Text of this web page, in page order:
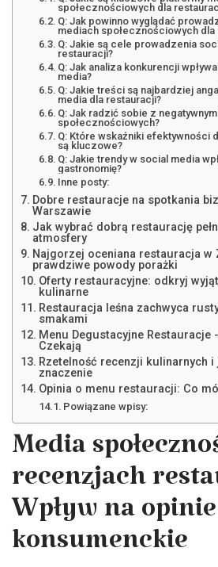
społecznościowych dla
Q: Jak powinno wyglądać
mediach społecznościowych dla
Q: Jakie są cele prowadzenia
restauracji?
Q: Jak analiza konkurencji
media?
Q: Jakie treści są najbardziej
media dla restauracji?
Q: Jak radzić sobie z
społecznościowych?
Q: Które wskaźniki efektywności
są kluczowe?
Q: Jakie trendy w social media
gastronomię?
Inne posty:
Dobre restauracje na spotkania
Warszawie
Jak wybrać dobrą restaurację
atmosfery
Najgorzej oceniana restauracja w
prawdziwe powody porażki
Oferty restauracyjne: odkryj
kulinarne
Restauracja leśna zachwyca
smakami
Menu Degustacyjne Restauracje
Czekają
Rzetelność recenzji kulinarnych
znaczenie
Opinia o menu restauracji: Co
Powiązane wpisy:
Media
recenzjach
Wpływ na
konsumenckie